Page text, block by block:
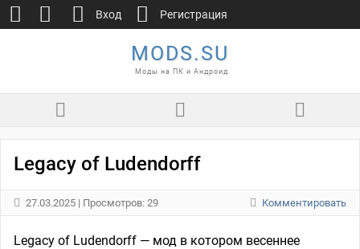
MODS.SU
Моды на ПК и Андроид
Legacy of Ludendorff
27.03.2025 | Просмотров: 29 Комментировать
Legacy of Ludendorff — мод в котором весеннее
Вход Регистрация